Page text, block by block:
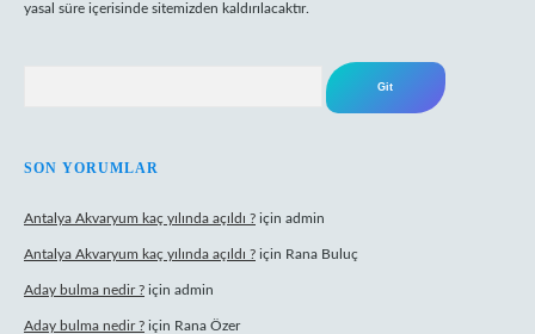
yasal süre içerisinde sitemizden kaldırılacaktır.
SON YORUMLAR
Antalya Akvaryum kaç yılında açıldı ? için admin
Antalya Akvaryum kaç yılında açıldı ? için Rana Buluç
Aday bulma nedir ? için admin
Aday bulma nedir ? için Rana Özer